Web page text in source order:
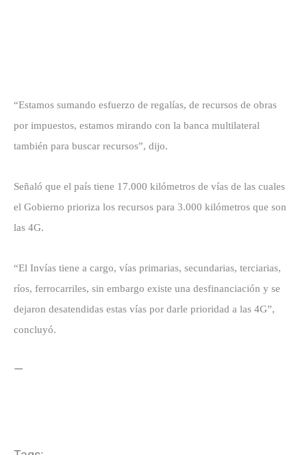
“Estamos sumando esfuerzo de regalías, de recursos de obras
por impuestos, estamos mirando con la banca multilateral
también para buscar recursos”, dijo.
Señaló que el país tiene 17.000 kilómetros de vías de las cuales
el Gobierno prioriza los recursos para 3.000 kilómetros que son
las 4G.
“El Invías tiene a cargo, vías primarias, secundarias, terciarias,
ríos, ferrocarriles, sin embargo existe una desfinanciación y se
dejaron desatendidas estas vías por darle prioridad a las 4G”,
concluyó.
—